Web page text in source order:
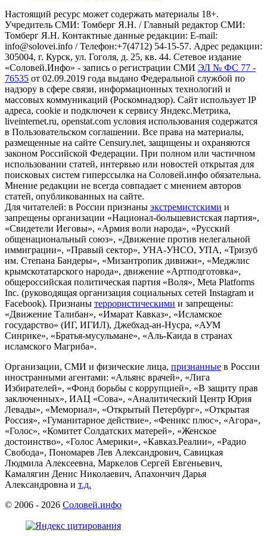
Настоящий ресурс может содержать материалы 18+.
Учредитель СМИ: Томберг Я.Н. / Главный редактор СМИ:
Томберг Я.Н. Контактные данные редакции: E-mail:
info@solovei.info / Телефон:+7(4712) 54-15-57. Адрес редакции:
305004, г. Курск, ул. Гоголя, д. 25, кв. 44. Сетевое издание
«Соловей.Инфо» - запись о регистрации СМИ ЭЛ № ФС 77 -
76535 от 02.09.2019 года выдано Федеральной службой по
надзору в сфере связи, информационных технологий и
массовых коммуникаций (Роскомнадзор). Сайт использует IP
адреса, cookie и подключен к сервису Яндекс.Метрика,
liveinternet.ru, openstat.com условия использования содержатся
в Пользовательском соглашении. Все права на материалы,
размещенные на сайте Censury.net, защищены и охраняются
законом Российской Федерации. При полном или частичном
использовании статей, интервью или новостей открытая для
поисковых систем гиперссылка на Соловей.инфо обязательна.
Мнение редакции не всегда совпадает с мнением авторов
статей, опубликованных на сайте.
Для читателей: в России признаны экстремистскими и
запрещены организации «Национал-большевистская партия»,
«Свидетели Иеговы», «Армия воли народа», «Русский
общенациональный союз», «Движение против нелегальной
иммиграции», «Правый сектор», УНА-УНСО, УПА, «Тризуб
им. Степана Бандеры», «Мизантропик дивижн», «Меджлис
крымскотатарского народа», движение «Артподготовка»,
общероссийская политическая партия «Воля», Meta Platforms
Inc. (руководящая организация социальных сетей Instagram и
Facebook). Признаны террористическими и запрещены:
«Движение Талибан», «Имарат Кавказ», «Исламское
государство» (ИГ, ИГИЛ), Джебхад-ан-Нусра, «АУМ
Синрике», «Братья-мусульмане», «Аль-Каида в странах
исламского Магриба».
Организации, СМИ и физические лица, признанные в России
иностранными агентами: «Альянс врачей», «Лига
Избирателей», «Фонд борьбы с коррупцией», «В защиту прав
заключенных», ИАЦ «Сова», «Аналитический Центр Юрия
Левады», «Мемориал», «Открытый Петербург», «Открытая
Россия», «Гуманитарное действие», «Феникс плюс», «Агора»,
«Голос», «Комитет Солдатских матерей», «Женское
достоинство», «Голос Америки», «Кавказ.Реалии», «Радио
Свобода», Пономарев Лев Александрович, Савицкая
Людмила Алексеевна, Маркелов Сергей Евгеньевич,
Камалягин Денис Николаевич, Апахончич Дарья
Александровна и т.д.
© 2006 - 2026 Соловей.инфо